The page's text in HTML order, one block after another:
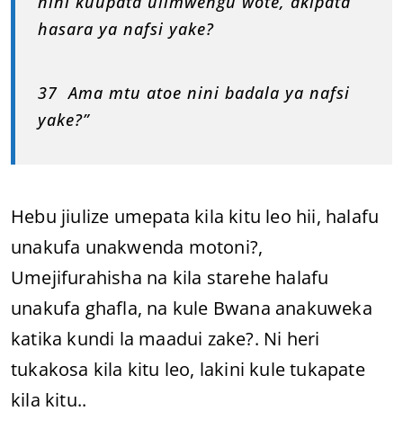
hasara ya nafsi yake?
37 Ama mtu atoe nini badala ya nafsi
yake?”
Hebu jiulize umepata kila kitu leo hii, halafu
unakufa unakwenda motoni?,
Umejifurahisha na kila starehe halafu
unakufa ghafla, na kule Bwana anakuweka
katika kundi la maadui zake?. Ni heri
tukakosa kila kitu leo, lakini kule tukapate
kila kitu..